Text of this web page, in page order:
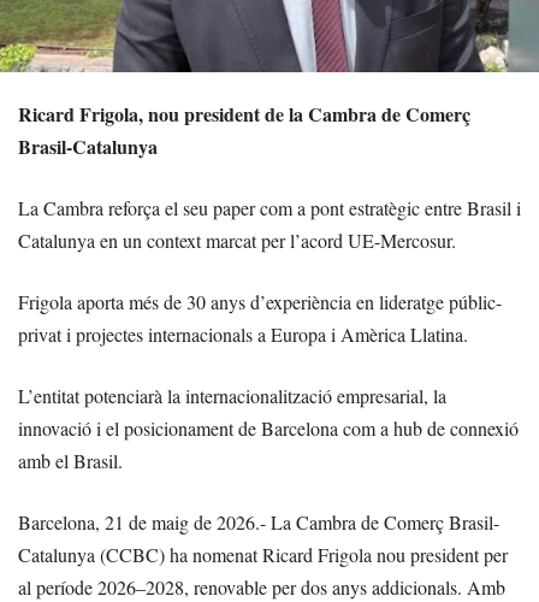
Ricard Frigola, nou president de la Cambra de Comerç
Brasil-Catalunya
La Cambra reforça el seu paper com a pont estratègic entre Brasil i
Catalunya en un context marcat per l’acord UE-Mercosur.
Frigola aporta més de 30 anys d’experiència en lideratge públic-
privat i projectes internacionals a Europa i Amèrica Llatina.
L’entitat potenciarà la internacionalització empresarial, la
innovació i el posicionament de Barcelona com a hub de connexió
amb el Brasil.
Barcelona, 21 de maig de 2026.- La Cambra de Comerç Brasil-
Catalunya (CCBC) ha nomenat Ricard Frigola nou president per
al període 2026–2028, renovable per dos anys addicionals. Amb